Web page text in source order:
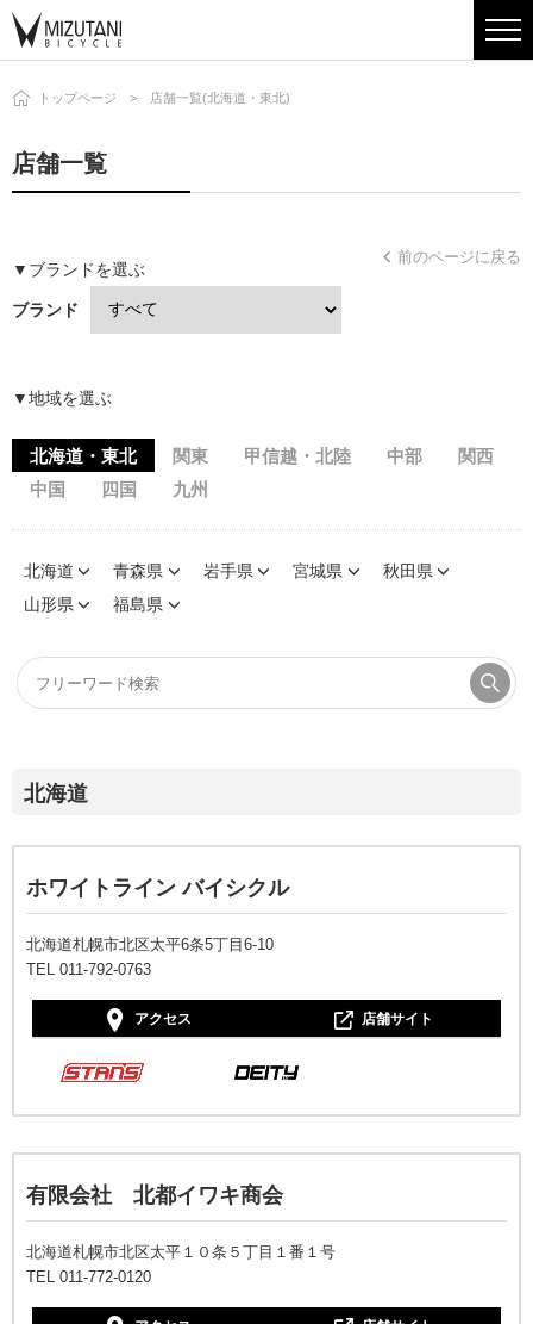
トップページ 店舗一覧(北海道・東北)
店舗一覧
▼ブランドを選ぶ
ブランド
前のページに戻る
▼地域を選ぶ
北海道・東北 関東 甲信越・北陸 中部
関西
中国
四国 九州
北海道 青森県 岩手県 宮城県
秋田県
山形県
福島県
北海道
ホワイトライン バイシクル
北海道札幌市北区太平6条5丁目6-10
TEL 011-792-0763
アクセス 店舗サイト
有限会社 北都イワキ商会
北海道札幌市北区太平１０条５丁目１番１号
TEL 011-772-0120